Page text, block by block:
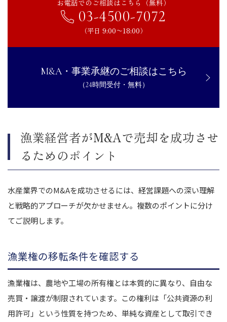
お電話でのご相談はこちら（無料）
03-4500-7072
（平日 9:00〜18:00）
M&A・事業承継のご相談はこちら
（24時間受付・無料）
漁業経営者がM&Aで売却を成功させ
るためのポイント
水産業界でのM&Aを成功させるには、経営課題への深い理解
と戦略的アプローチが欠かせません。複数のポイントに分け
てご説明します。
漁業権の移転条件を確認する
漁業権は、農地や工場の所有権とは本質的に異なり、自由な
売買・譲渡が制限されています。この権利は「公共資源の利
用許可」という性質を持つため、単純な資産として取引でき